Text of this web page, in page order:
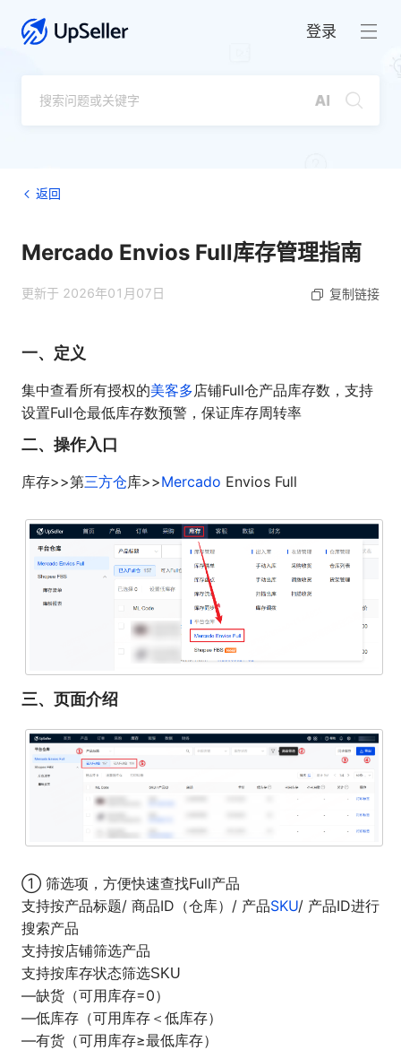
登录
返回
Mercado Envios Full库存管理指南
更新于 2026年01月07日 复制链接
一、定义
集中查看所有授权的美客多店铺Full仓产品库存数，支持
设置Full仓最低库存数预警，保证库存周转率
二、操作入口
库存>>第三方仓库>>Mercado Envios Full
三、页面介绍
① 筛选项，方便快速查找Full产品
支持按产品标题/ 商品ID（仓库）/ 产品SKU/ 产品ID进行
搜索产品
支持按店铺筛选产品
支持按库存状态筛选SKU
—缺货（可用库存=0）
—低库存（可用库存＜低库存）
—有货（可用库存≥最低库存）